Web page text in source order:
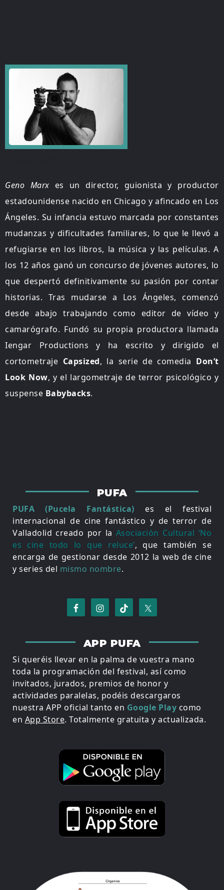
Geno Marx es un director, guionista y productor
estadounidense nacido en Chicago y afincado en Los
Ángeles. Su infancia estuvo marcada por constantes
mudanzas y dificultades familiares, lo que le llevó a
refugiarse en los libros, la música y las películas. A
los 12 años ganó un concurso de jóvenes autores, lo
que despertó definitivamente su pasión por contar
historias. Tras mudarse a Los Ángeles, comenzó
desde abajo trabajando como editor de vídeo y
camarógrafo. Fundó su propia productora llamada
Iengar Productions y ha escrito y dirigido el
cortometraje Capsized, la serie de comedia Don’t
Look Now, y el largometraje de terror psicológico y
suspense Babybacks.
PUFA
PUFA (Pucela Fantástica) es el festival
internacional de cine fantástico y de terror de
Valladolid creado por la Asociación Cultural ‘No
es cine todo lo que reluce’, que también se
encarga de gestionar desde 2012 la web de cine
y series del mismo nombre.
APP PUFA
Si queréis llevar en la palma de vuestra mano
toda la programación del festival, así como
invitados, jurados, premios de honor y
actividades paralelas, podéis descargaros
nuestra APP oficial tanto en Google Play como
en App Store. Totalmente gratuita y actualizada.